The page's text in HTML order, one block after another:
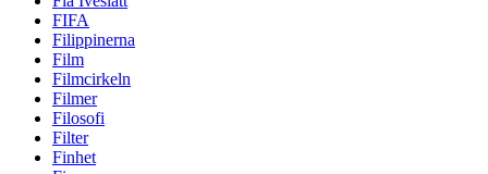
FIFA
Filippinerna
Film
Filmcirkeln
Filmer
Filosofi
Filter
Finhet